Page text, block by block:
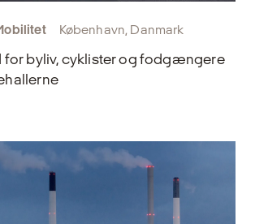
København, Danmark
for byliv, cyklister og fodgængere